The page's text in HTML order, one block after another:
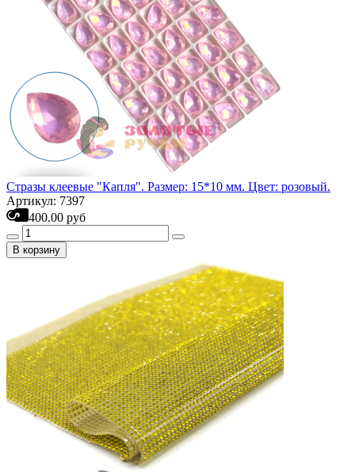
Стразы клеевые "Капля". Размер: 15*10 мм. Цвет: розовый.
Артикул: 7397
400.00 руб
В корзину